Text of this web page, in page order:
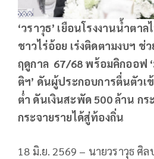
‘วราวุธ’ เยือนโรงงานน้ำตา
ชาวไร่อ้อย เร่งติดตามงบฯ ช่
ฤดูกาล 67/68 พร้อมคิกออฟ
ติฯ’ ดันผู้ประกอบการตื่นตัวเ
ต่ำ ดันเงินสะพัด 500 ล้าน กร
กระจายรายได้สู่ท้องถิ่น
18 มิ.ย. 2569 – นายวราวุธ ศิ